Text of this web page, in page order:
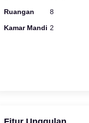
Ruangan 8
Kamar Mandi 2